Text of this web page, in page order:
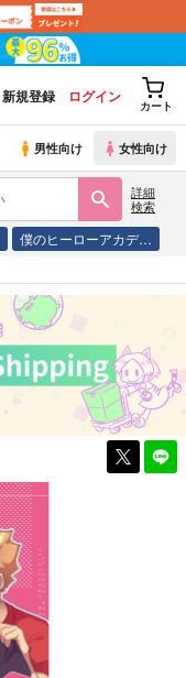
新規登録 ログイン
カート
男性向け 女性向け
詳細
検索
僕のヒーローアカデ…